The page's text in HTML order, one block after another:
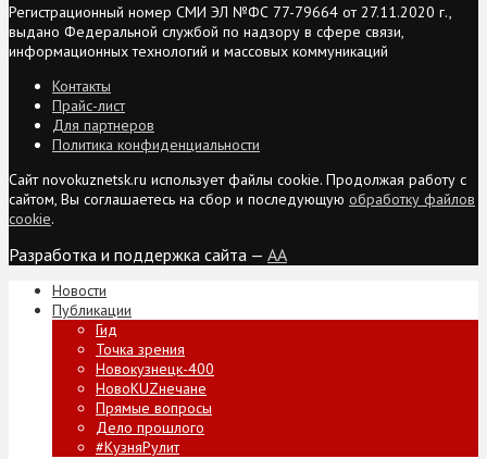
Регистрационный номер СМИ ЭЛ №ФС 77-79664 от 27.11.2020 г.,
выдано Федеральной службой по надзору в сфере связи,
информационных технологий и массовых коммуникаций
Контакты
Прайс-лист
Для партнеров
Политика конфиденциальности
Сайт novokuznetsk.ru использует файлы cookie. Продолжая работу с
сайтом, Вы соглашаетесь на сбор и последующую обработку файлов
cookie.
Разработка и поддержка сайта — AA
Новости
Публикации
Гид
Точка зрения
Новокузнецк-400
НовоKUZнечане
Прямые вопросы
Дело прошлого
#КузняРулит